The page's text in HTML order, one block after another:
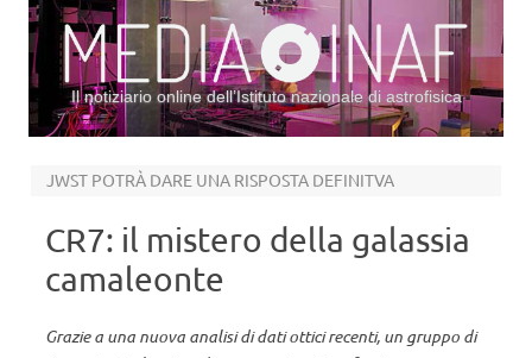
Il notiziario online dell’Istituto nazionale di astrofisica
JWST POTRÀ DARE UNA RISPOSTA DEFINITVA
CR7: il mistero della galassia
camaleonte
Grazie a una nuova analisi di dati ottici recenti, un gruppo di